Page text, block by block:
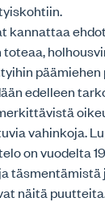
kannattaa
päämiehen
edelleen
vahinkoja.
on vuodelta
täsmentämistä
näitä